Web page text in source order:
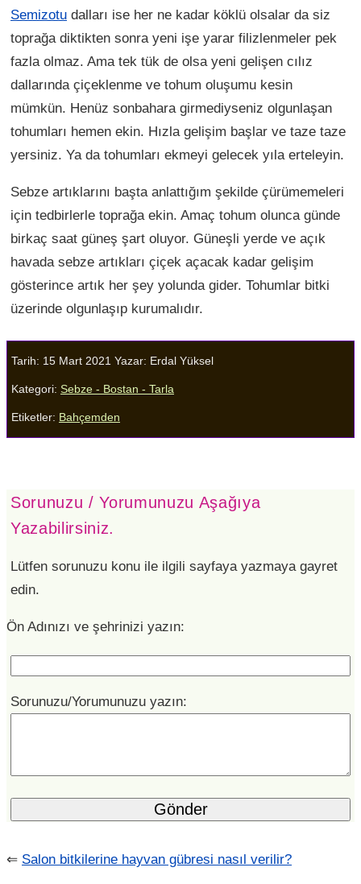
Semizotu dalları ise her ne kadar köklü olsalar da siz
toprağa diktikten sonra yeni işe yarar filizlenmeler pek
fazla olmaz. Ama tek tük de olsa yeni gelişen cılız
dallarında çiçeklenme ve tohum oluşumu kesin
mümkün. Henüz sonbahara girmediyseniz olgunlaşan
tohumları hemen ekin. Hızla gelişim başlar ve taze taze
yersiniz. Ya da tohumları ekmeyi gelecek yıla erteleyin.
Sebze artıklarını başta anlattığım şekilde çürümemeleri
için tedbirlerle toprağa ekin. Amaç tohum olunca günde
birkaç saat güneş şart oluyor. Güneşli yerde ve açık
havada sebze artıkları çiçek açacak kadar gelişim
gösterince artık her şey yolunda gider. Tohumlar bitki
üzerinde olgunlaşıp kurumalıdır.
Tarih: 15 Mart 2021 Yazar: Erdal Yüksel
Kategori: Sebze - Bostan - Tarla
Etiketler: Bahçemden
Sorunuzu / Yorumunuzu Aşağıya
Yazabilirsiniz.
Lütfen sorunuzu konu ile ilgili sayfaya yazmaya gayret
edin.
Ön Adınızı ve şehrinizi yazın:
Sorunuzu/Yorumunuzu yazın:
⇐ Salon bitkilerine hayvan gübresi nasıl verilir?